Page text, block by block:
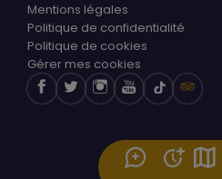
Mentions légales
Politique de confidentialité
Politique de cookies
Gérer mes cookies